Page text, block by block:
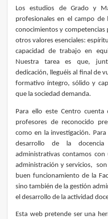
Los estudios de Grado y
profesionales en el campo de
conocimientos y
otros valores esenciales:
capacidad de trabajo en
Nuestra tarea es que,
dedicación, lleguéis al final de
formativo íntegro, sólido y
que la sociedad demanda.
Para ello este Centro
profesores de reconocido
como en la investigación.
desarrollo de la
administrativas contamos
administración y servicios,
buen funcionamiento de la
sino también de la gestión
el desarrollo de la actividad
Esta web pretende ser una